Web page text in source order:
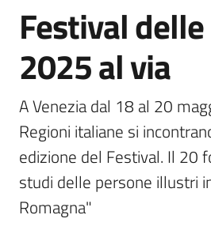
Novità
Servizi
Leggi
Atti
Bandi
Piani
Salta al contenuto
Festival
2025 al via
A Venezia dal 18 al 20
Regioni italiane si
edizione del Festival. Il 20
studi delle persone illustri
Romagna"